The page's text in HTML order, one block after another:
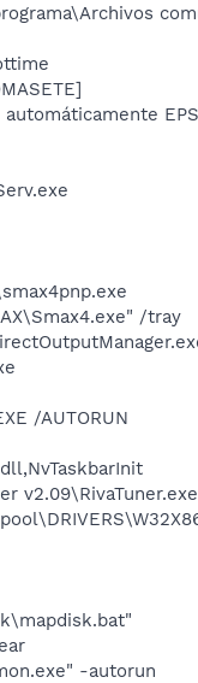
/tray
/AUTORUN
-autorun